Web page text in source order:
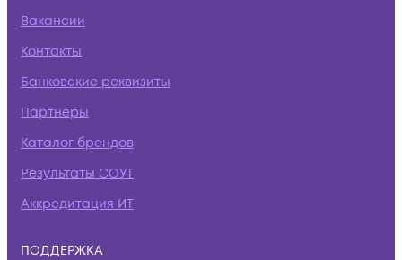
Вакансии
Контакты
Банковские реквизиты
Партнеры
Каталог брендов
Результаты СОУТ
Аккредитация ИТ
ПОДДЕРЖКА